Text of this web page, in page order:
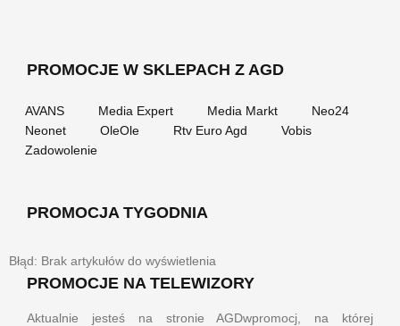
PROMOCJE W SKLEPACH Z AGD
AVANS Media Expert Media Markt
Neo24
Neonet
OleOle Rtv Euro Agd
Vobis
Zadowolenie
PROMOCJA TYGODNIA
Błąd: Brak artykułów do wyświetlenia
PROMOCJE NA TELEWIZORY
Aktualnie jesteś na stronie AGDwpromocj, na której